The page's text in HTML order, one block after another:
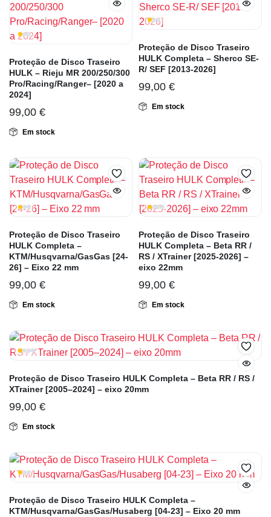
Proteção de Disco Traseiro
HULK – Rieju MR 200/250/300
Pro/Racing/Ranger– [2020 a
2024]
99,00 €
Em stock
Proteção de Disco Traseiro
HULK Completa – Sherco SE-
R/ SEF [2013-2026]
99,00 €
Em stock
Proteção de Disco Traseiro
HULK Completa –
KTM/Husqvarna/GasGas [24-
26] – Eixo 22 mm
99,00 €
Em stock
Proteção de Disco Traseiro
HULK Completa – Beta RR /
RS / XTrainer [2025-2026] –
eixo 22mm
99,00 €
Em stock
Proteção de Disco Traseiro HULK Completa – Beta RR / RS /
XTrainer [2005–2024] – eixo 20mm
99,00 €
Em stock
Proteção de Disco Traseiro HULK Completa –
KTM/Husqvarna/GasGas/Husaberg [04-23] – Eixo 20 mm